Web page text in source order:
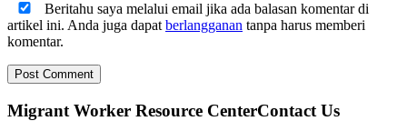
Beritahu saya melalui email jika ada balasan komentar di
artikel ini. Anda juga dapat berlangganan tanpa harus memberi
komentar.
Migrant Worker Resource CenterContact Us